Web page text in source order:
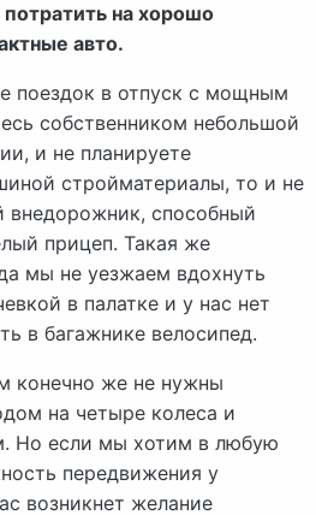
на хорошо
авто.
поездок в отпуск с мощным
собственником небольшой
и не планируете
стройматериалы, то и не
способный
прицеп. Такая же
мы не уезжаем вдохнуть
в палатке и у нас нет
в багажнике велосипед.
конечно же не нужны
на четыре колеса и
Но если мы хотим в любую
передвижения у
возникнет желание